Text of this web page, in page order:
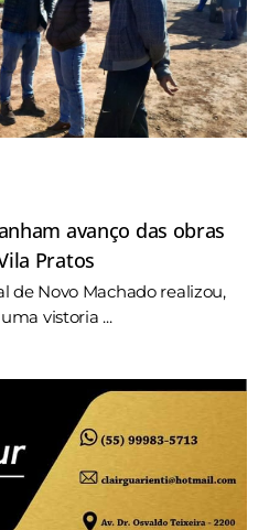
avanço das obras
Pratos
de Novo Machado realizou,
vistoria ...